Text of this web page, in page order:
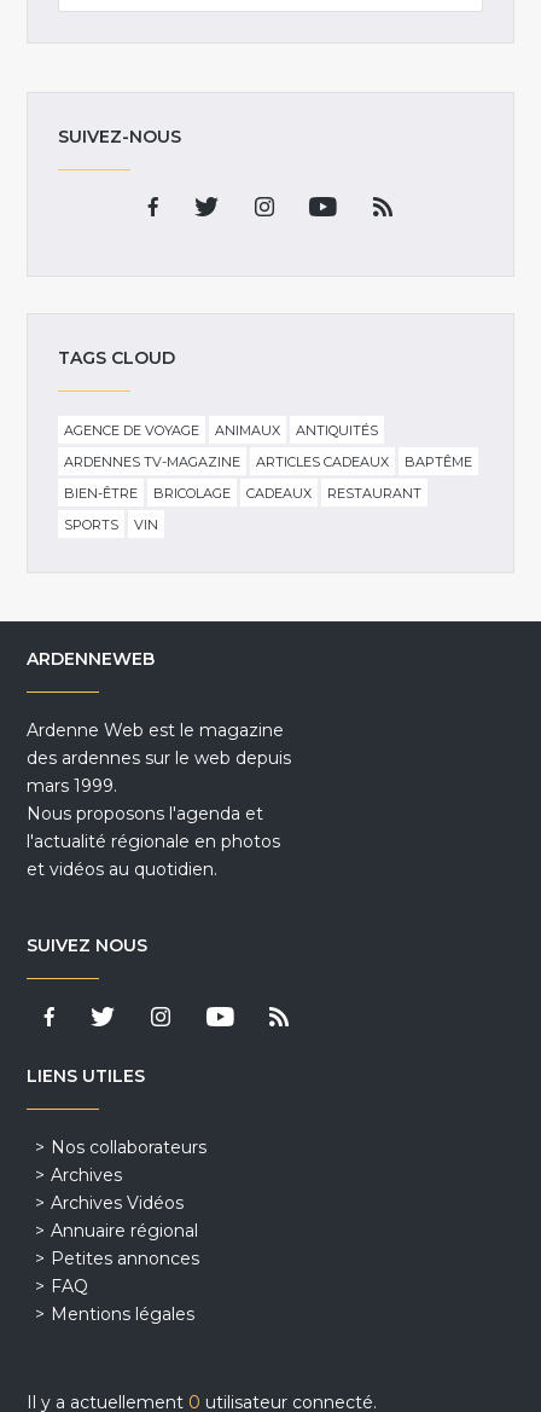
SUIVEZ-NOUS
TAGS CLOUD
AGENCE DE VOYAGE ANIMAUX
ANTIQUITÉS
ARDENNES TV-MAGAZINE
ARTICLES CADEAUX
BAPTÊME
BIEN-ÊTRE
BRICOLAGE CADEAUX
RESTAURANT
SPORTS
VIN
ARDENNEWEB
Ardenne Web est le magazine
des ardennes sur le web depuis
mars 1999.
Nous proposons l'agenda et
l'actualité régionale en photos
et vidéos au quotidien.
SUIVEZ NOUS
LIENS UTILES
Nos collaborateurs
Archives
Archives Vidéos
Annuaire régional
Petites annonces
FAQ
Mentions légales
Il y a actuellement 0 utilisateur connecté.